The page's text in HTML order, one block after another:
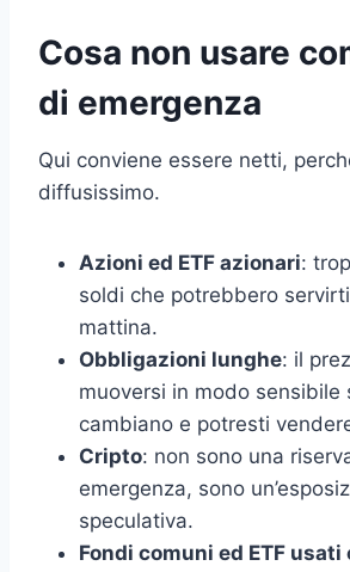
Cosa non usare
di emergenza
Qui conviene essere netti,
diffusissimo.
Azioni ed ETF azionari:
soldi che potrebbero
mattina.
Obbligazioni lunghe: il
muoversi in modo sensibile
cambiano e potresti
Cripto: non sono una
emergenza, sono
speculativa.
Fondi comuni ed ETF usati